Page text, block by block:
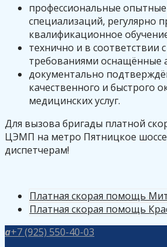
профессиональные
специализаций, регулярно
квалификационное
технично и в соответствии
требованиями оснащённые
документально
качественного и быстрого
медицинских услуг.
Для вызова бригады платной
ЦЭМП на метро Пятницкое
диспетчерам!
Платная скорая помощь
Платная скорая помощь
a+7 (925) 550-40-03